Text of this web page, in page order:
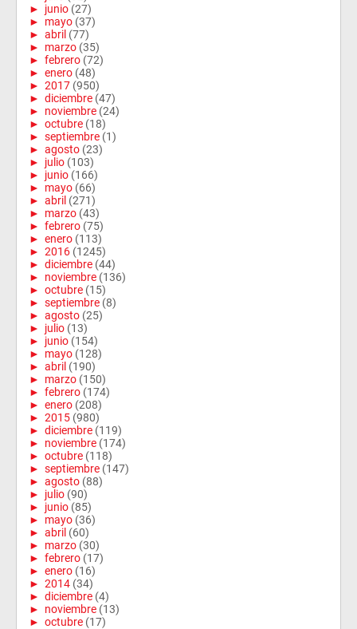
► junio (27)
► mayo (37)
► abril (77)
► marzo (35)
► febrero (72)
► enero (48)
► 2017 (950)
► diciembre (47)
► noviembre (24)
► octubre (18)
► septiembre (1)
► agosto (23)
► julio (103)
► junio (166)
► mayo (66)
► abril (271)
► marzo (43)
► febrero (75)
► enero (113)
► 2016 (1245)
► diciembre (44)
► noviembre (136)
► octubre (15)
► septiembre (8)
► agosto (25)
► julio (13)
► junio (154)
► mayo (128)
► abril (190)
► marzo (150)
► febrero (174)
► enero (208)
► 2015 (980)
► diciembre (119)
► noviembre (174)
► octubre (118)
► septiembre (147)
► agosto (88)
► julio (90)
► junio (85)
► mayo (36)
► abril (60)
► marzo (30)
► febrero (17)
► enero (16)
► 2014 (34)
► diciembre (4)
► noviembre (13)
► octubre (17)